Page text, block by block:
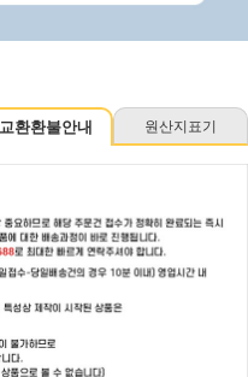
교환환불안내 원산지표기